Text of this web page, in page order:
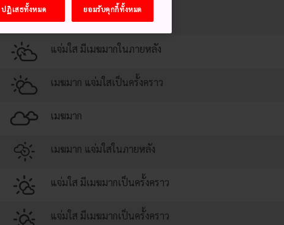
แจ่มใส มีเมฆมากในภายหลัง
เมฆมาก แจ่มใสเป็นครั้งคราว
เมฆมาก
เมฆมาก แจ่มใสในภายหลัง
แจ่มใส มีเมฆมากเป็นครั้งคราว
แจ่มใส มีเมฆมากเป็นครั้งคราว
ปฏิเสธทั้งหมด ยอมรับคุกกี้ทั้งหมด